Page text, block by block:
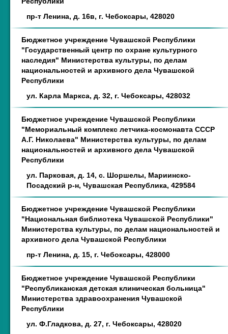
пр-т Ленина, д. 16в, г. Чебоксары, 428020
Бюджетное учреждение Чувашской Республики
"Государственный центр по охране культурного
наследия" Министерства культуры, по делам
национальностей и архивного дела Чувашской
Республики
ул. Карла Маркса, д. 32, г. Чебоксары, 428032
Бюджетное учреждение Чувашской Республики
"Мемориальный комплекс летчика-космонавта СССР
А.Г. Николаева" Министерства культуры, по делам
национальностей и архивного дела Чувашской
Республики
ул. Парковая, д. 14, с. Шоршелы, Мариинско-
Посадский р-н, Чувашская Республика, 429584
Бюджетное учреждение Чувашской Республики
"Национальная библиотека Чувашской Республики"
Министерства культуры, по делам национальностей и
архивного дела Чувашской Республики
пр-т Ленина, д. 15, г. Чебоксары, 428000
Бюджетное учреждение Чувашской Республики
"Республиканская детская клиническая больница"
Министерства здравоохранения Чувашской
Республики
ул. Ф.Гладкова, д. 27, г. Чебоксары, 428020